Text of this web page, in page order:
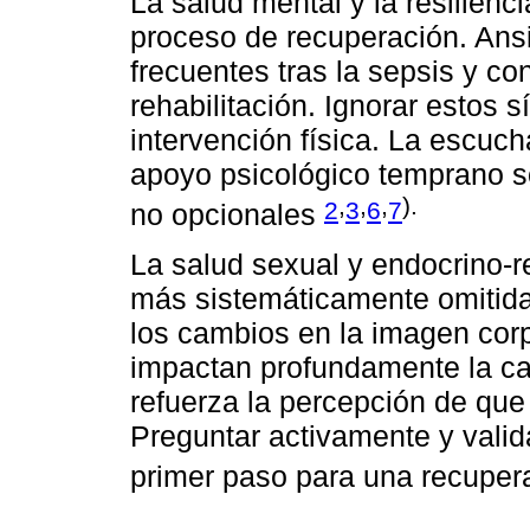
proceso de recuperación.
frecuentes tras la sepsis y
rehabilitación. Ignorar estos
intervención física. La
apoyo psicológico temprano
no opcionales 2,3,6,7).
La salud sexual y endocrino-
más sistemáticamente
los cambios en la imagen
impactan profundamente la
refuerza la percepción de
Preguntar activamente y
primer paso para una